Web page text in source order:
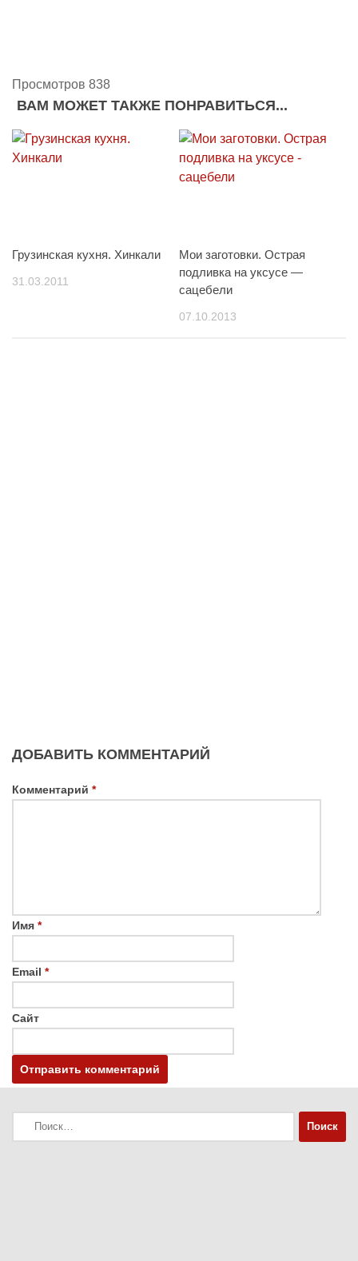
Просмотров 838
ВАМ МОЖЕТ ТАКЖЕ ПОНРАВИТЬСЯ...
Грузинская кухня. Хинкали
31.03.2011
Мои заготовки. Острая
подливка на уксусе —
сацебели
07.10.2013
ДОБАВИТЬ КОММЕНТАРИЙ
Комментарий *
Имя *
Email *
Сайт
Найти: